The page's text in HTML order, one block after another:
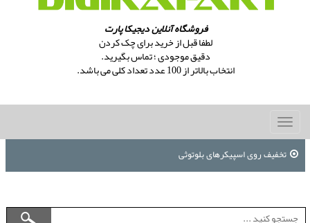
فروشگاه آنلاین دیجیکا پارت
لطفا قبل از خرید برای چک کردن
دقیق موجودی ؛ تماس بگیرید.
انتخاب بالاتر از 100 عدد تعداد کلی می باشد.
Toggle
navigation
تخفیف روی اسپیکرهای بلوتوثی